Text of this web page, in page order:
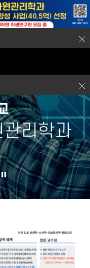
로그인 회원가입
리학과